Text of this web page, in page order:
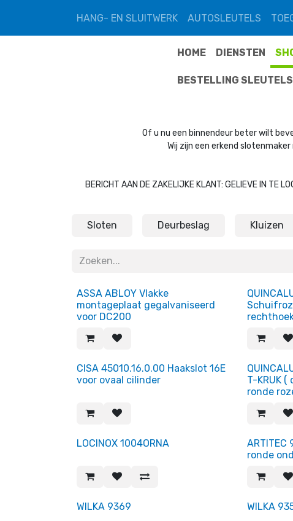
HANG- EN SLUITWERK
AUTOSLEUTELS
HOME DIENSTEN
BESTELLING SLEUTELS
Of u nu een binnendeur beter wilt
Wij zijn een erkend
BERICHT AAN DE ZAKELIJKE KLANT: GELIEVE IN TE
Sloten Deurbeslag Kluizen
ASSA ABLOY Vlakke
montageplaat gegalvaniseerd
voor DC200
CISA 45010.16.0.00 Haakslot 16E
voor ovaal cilinder
T-KRUK (
ronde
LOCINOX 1004ORNA
ARTITEC
ronde
WILKA 9369 WILKA